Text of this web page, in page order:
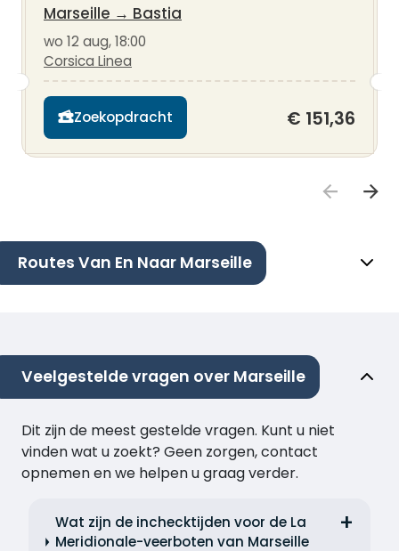
Marseille → Bastia
wo 12 aug, 18:00
Corsica Linea
Zoekopdracht € 151,36
Routes Van En Naar Marseille
Veelgestelde vragen over Marseille
Dit zijn de meest gestelde vragen. Kunt u niet
vinden wat u zoekt? Geen zorgen, contact
opnemen en we helpen u graag verder.
Wat zijn de inchecktijden voor de La
Meridionale-veerboten van Marseille